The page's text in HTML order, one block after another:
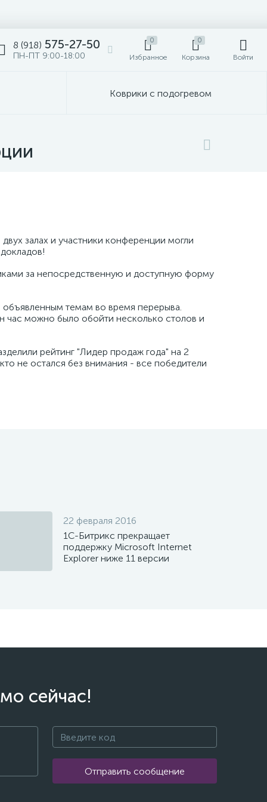
8 (918) 575-27-50
ПН-ПТ 9:00-18:00
0
Избранное
0
Корзина Войти
Коврики с подогревом
залах и участники конференции могли
за непосредственную и доступную форму
темам во время перерыва.
час можно было обойти несколько столов и
рейтинг "Лидер продаж года" на 2
не остался без внимания - все победители
22 февраля 2016
1С-Битрикс прекращает
поддержку Microsoft Internet
Explorer ниже 11 версии
сейчас!
Отправить сообщение